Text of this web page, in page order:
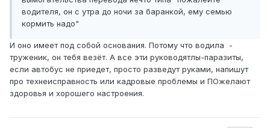
водителя, он с утра до ночи за баранкой, ему семью
кормить надо"
И оно имеет под собой основания. Потому что водила -
труженик, он тебя везёт. А все эти руководятлы-паразиты,
если автобус не приедет, просто разведут руками, напишут
про технеисправность или кадровые проблемы и ПОжелают
здоровья и хорошего настроения.